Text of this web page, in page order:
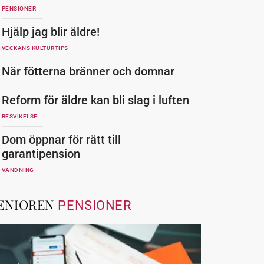
PENSIONER
Hjälp jag blir äldre!
VECKANS KULTURTIPS
När fötterna bränner och domnar
Reform för äldre kan bli slag i luften
BESVIKELSE
Dom öppnar för rätt till
garantipension
VÄNDNING
PENSIONER